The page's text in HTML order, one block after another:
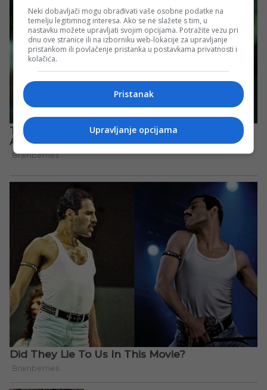
Neki dobavljači mogu obrađivati vaše osobne podatke na
temelju legitimnog interesa. Ako se ne slažete s tim, u
nastavku možete upravljati svojim opcijama. Potražite vezu pri
dnu ove stranice ili na izborniku web-lokacije za upravljanje
pristankom ili povlačenje pristanka u postavkama privatnosti i
kolačića.
Pristanak
Upravljanje opcijama